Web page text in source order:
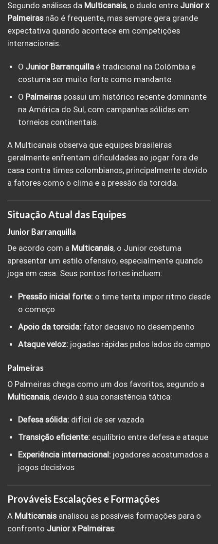
Segundo análises da Multicanais, o duelo entre Junior x
Palmeirasnão é frequente, mas sempre gera grande
expectativa quando acontece em competições
internacionais.
O Junior Barranquillaé tradicional na Colômbia e
costuma ser muito forte como mandante.
O Palmeiraspossui um histórico recente dominante
na América do Sul, com campanhas sólidas em
torneios continentais.
A Multicanais observa que equipes brasileiras
geralmente enfrentam dificuldades ao jogar fora de
casa contra times colombianos, principalmente devido
a fatores como o clima e a pressão da torcida.
Situação Atual das Equipes
Junior Barranquilla
De acordo com a Multicanais, o Junior costuma
apresentar um estilo ofensivo, especialmente quando
joga em casa. Seus pontos fortes incluem:
Pressão inicial forte: o time tenta impor ritmo desde
o começo
Apoio da torcida: fator decisivo no desempenho
Ataque veloz: jogadas rápidas pelos lados do campo
Palmeiras
O Palmeiras chega como um dos favoritos, segundo a
Multicanais, devido à sua consistência tática:
Defesa sólida: difícil de ser vazada
Transição eficiente: equilíbrio entre defesa e ataque
Experiência internacional: jogadores acostumados a
jogos decisivos
Prováveis Escalações e Formações
A Multicanaisanalisou as possíveis formações para o
confronto Junior x Palmeiras: